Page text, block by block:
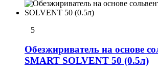
5
Обезжириватель на основе
SMART SOLVENT 50 (0.5л)